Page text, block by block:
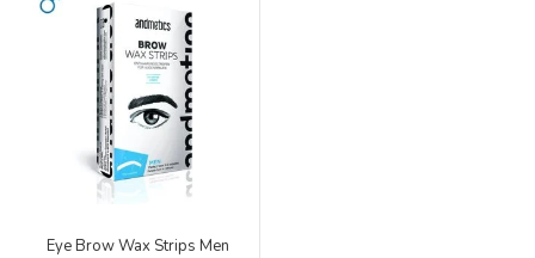
Eye Brow Wax Strips Men